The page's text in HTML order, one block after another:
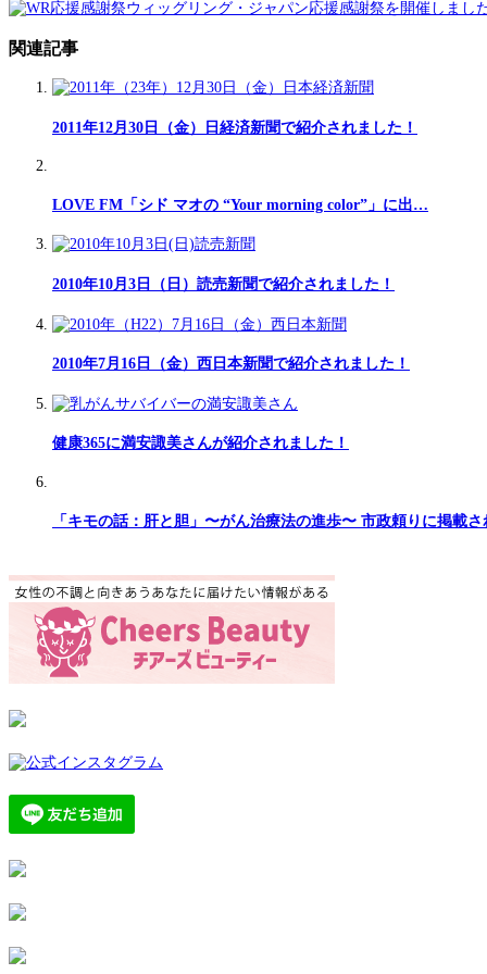
ウィッグリング・ジャパン応援感謝祭を開催しまし
関連記事
2011年12月30日（金）日経済新聞で紹介されました！
LOVE FM「シド マオの “Your morning color”」に出…
2010年10月3日（日）読売新聞で紹介されました！
2010年7月16日（金）西日本新聞で紹介されました！
健康365に満安諏美さんが紹介されました！
「キモの話：肝と胆」〜がん治療法の進歩〜 市政頼りに掲載